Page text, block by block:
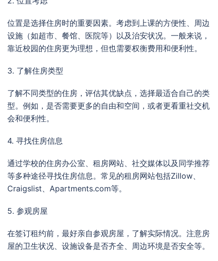
位置是选择住房时的重要因素。考虑到上课的方便性、周边
设施（如超市、餐馆、医院等）以及治安状况。一般来说，
靠近校园的住房更为理想，但也需要权衡费用和便利性。
3. 了解住房类型
了解不同类型的住房，评估其优缺点，选择最适合自己的类
型。例如，是否需要更多的自由和空间，或者更看重社交机
会和便利性。
4. 寻找住房信息
通过学校的住房办公室、租房网站、社交媒体以及同学推荐
等多种途径寻找住房信息。常见的租房网站包括Zillow、
Craigslist、Apartments.com等。
5. 参观房屋
在签订租约前，最好亲自参观房屋，了解实际情况。注意房
屋的卫生状况、设施设备是否齐全、周边环境是否安全等。